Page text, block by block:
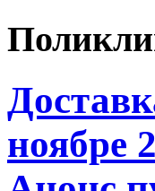
ноябре